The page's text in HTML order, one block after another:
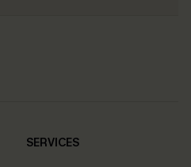
SERVICES